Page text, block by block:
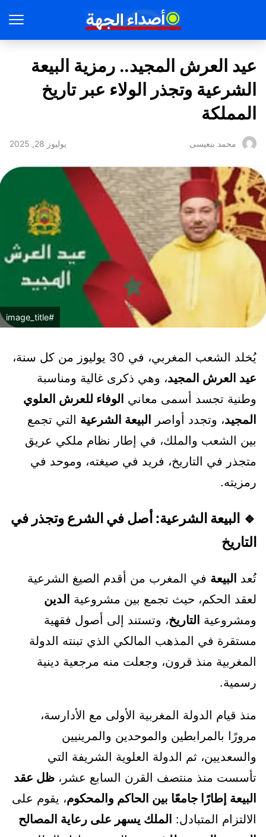
عيد العرش المجيد.. رمزية البيعة
الشرعية وتجذر الولاء عبر تاريخ
المملكة
محمد بنعيسى يوليوز 28, 2025
#image_title
يُخلد الشعب المغربي، في 30 يوليوز من كل سنة،
عيد العرش المجيد، وهي ذكرى غالية ومناسبة
وطنية تجسد أسمى معاني الوفاء للعرش العلوي
المجيد، وتجدد أواصر البيعة الشرعية التي تجمع
بين الشعب والملك، في إطار نظام ملكي عريق
متجذر في التاريخ، فريد في صيغته، وموحد في
رمزيته.
🔹 البيعة الشرعية: أصل في الشرع وتجذر في
التاريخ
تُعد البيعة في المغرب من أقدم الصيغ الشرعية
لعقد الحكم، حيث تجمع بين مشروعية الدين
ومشروعية التاريخ، وتستند إلى أصول فقهية
مستقرة في المذهب المالكي الذي تبنته الدولة
المغربية منذ قرون، وجعلت منه مرجعية دينية
رسمية.
منذ قيام الدولة المغربية الأولى مع الأدارسة،
مرورًا بالمرابطين والموحدين والمرينيين
والسعديين، ثم الدولة العلوية الشريفة التي
تأسست منذ منتصف القرن السابع عشر، ظل عقد
البيعة إطارًا جامعًا بين الحاكم والمحكوم، يقوم على
الالتزام المتبادل: الملك يسهر على رعاية المصالح